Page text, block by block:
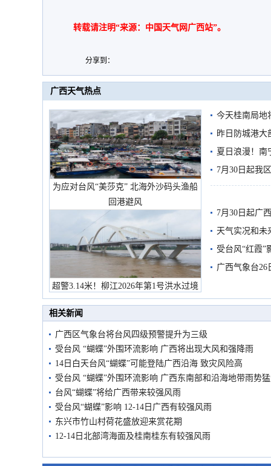
转载请注明“来源：中国天气网广西站”。
分享到：
广西天气热点
为应对台风“美莎克” 北海外沙码头渔船
回港避风
超警3.14米！柳江2026年第1号洪水过境
市民在堤岸见证汛况
今天桂南局地
需继续防范
昨日防城港大
雨
夏日浪漫！南
7月30日起我
7月30日起广
天气实况和未
受台风“红霞”
有较强降雨
广西气象台26
相关新闻
广西区气象台将台风四级预警提升为三级
受台风 “蝴蝶”外围环流影响 广西将出现大风和强降雨
14日白天台风“蝴蝶”可能登陆广西沿海 致灾风险高
受台风 “蝴蝶”外围环流影响 广西东南部和沿海地带雨势
台风“蝴蝶”将给广西带来较强风雨
受台风“蝴蝶”影响 12-14日广西有较强风雨
东兴市竹山村荷花盛放迎来赏花期
12-14日北部湾海面及桂南桂东有较强风雨